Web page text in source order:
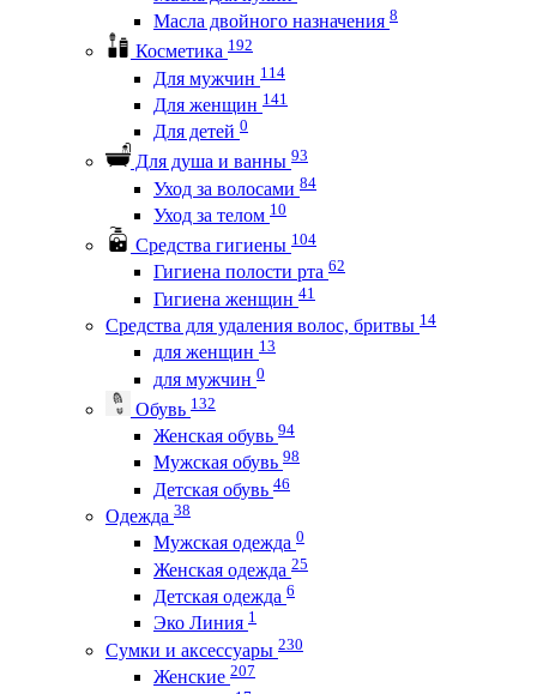
Масла двойного назначения 8
Косметика 192
Для мужчин 114
Для женщин 141
Для детей 0
Для душа и ванны 93
Уход за волосами 84
Уход за телом 10
Средства гигиены 104
Гигиена полости рта 62
Гигиена женщин 41
Средства для удаления волос, бритвы 14
для женщин 13
для мужчин 0
Обувь 132
Женская обувь 94
Мужская обувь 98
Детская обувь 46
Одежда 38
Мужская одежда 0
Женская одежда 25
Детская одежда 6
Эко Линия 1
Сумки и аксессуары 230
Женские 207